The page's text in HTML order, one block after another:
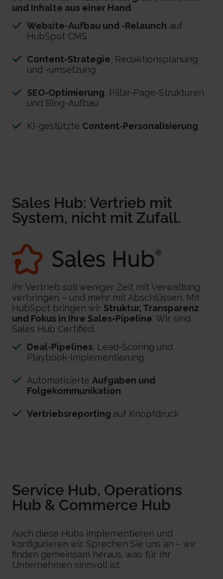
und Inhalte aus einer Hand.
Website-Aufbau und -Relaunch auf
HubSpot CMS
Content-Strategie, Redaktionsplanung
und -umsetzung
SEO-Optimierung, Pillar-Page-Strukturen
und Blog-Aufbau
KI-gestützte Content-Personalisierung
Sales Hub: Vertrieb mit
System, nicht mit Zufall.
Ihr Vertrieb soll weniger Zeit mit Verwaltung
verbringen – und mehr mit Abschlüssen. Mit
HubSpot bringen wir Struktur, Transparenz
und Fokus in Ihre Sales-Pipeline. Wir sind
Sales Hub Certified.
Deal-Pipelines, Lead-Scoring und
Playbook-Implementierung
Automatisierte Aufgaben und
Folgekommunikation
Vertriebsreporting auf Knopfdruck
Service Hub, Operations
Hub & Commerce Hub
Auch diese Hubs implementieren und
konfigurieren wir. Sprechen Sie uns an – wir
finden gemeinsam heraus, was für Ihr
Unternehmen sinnvoll ist.